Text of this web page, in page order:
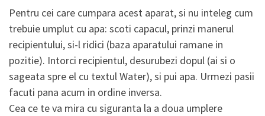
Pentru cei care cumpara acest aparat, si nu inteleg cum
trebuie umplut cu apa: scoti capacul, prinzi manerul
recipientului, si-l ridici (baza aparatului ramane in
pozitie). Intorci recipientul, desurubezi dopul (ai si o
sageata spre el cu textul Water), si pui apa. Urmezi pasii
facuti pana acum in ordine inversa.
Cea ce te va mira cu siguranta la a doua umplere